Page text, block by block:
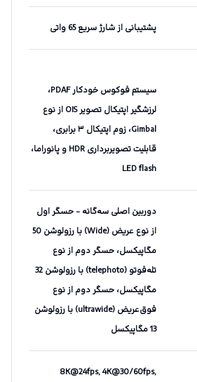
پشتیبانی از شارژ سریع 65 واتی
سیستم فوکوس خودکار PDAF،
لرزشگیر اپتیکال تصویر OIS از نوع
Gimbal، زوم اپتیکال ۳ برابری،
قابلیت تصویربرداری HDR و پانوراما،
LED flash
دوربین اصلی سه‌گانه - حسگر اول
از نوع عریض (Wide) با رزولوشن 50
مگاپیکسل، حسگر دوم از نوع
تله‌فوتو (telephoto) با رزولوشن 32
مگاپیکسل، حسگر دوم از نوع
فوق‌عریض (ultrawide) با رزولوشن
13 مگاپیکسل
8K@24fps, 4K@30/60fps,